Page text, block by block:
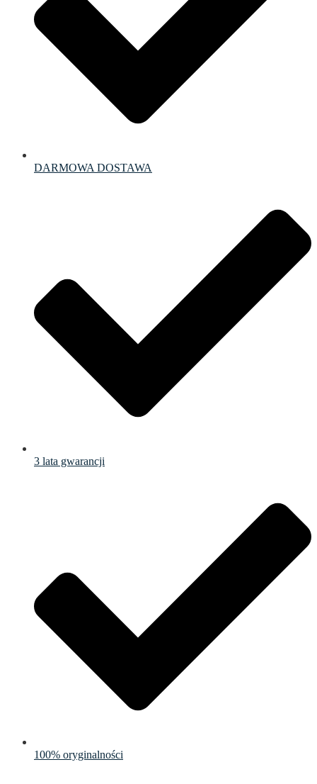
DARMOWA DOSTAWA
3 lata gwarancji
100% oryginalności